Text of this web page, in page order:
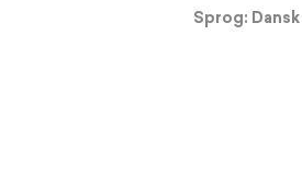
Sprog: Dansk